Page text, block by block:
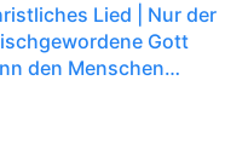
Lied | Nur der
Gott
den Menschen